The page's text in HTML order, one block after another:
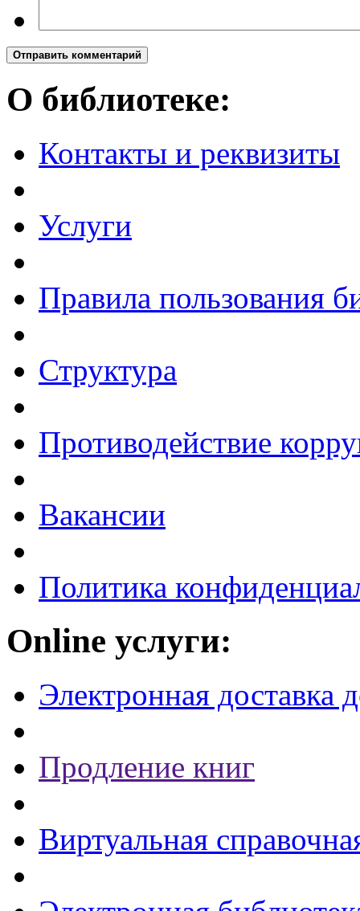
Отправить комментарий
О библиотеке:
Контакты и реквизиты
Услуги
Правила пользования
Структура
Противодействие
Вакансии
Политика
Online услуги:
Электронная доставка
Продление книг
Виртуальная